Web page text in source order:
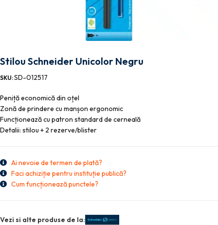
Stilou Schneider Unicolor Negru
SKU:SD-012517
Peniță economică din oțel
Zonă de prindere cu manșon ergonomic
Funcționează cu patron standard de cerneală
Detalii: stilou + 2 rezerve/blister
Ai nevoie de termen de plată?
Faci achiziție pentru instituție publică?
Cum funcționează punctele?
Vezi si alte produse de la: